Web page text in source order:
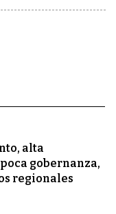
alta
gobernanza,
regionales